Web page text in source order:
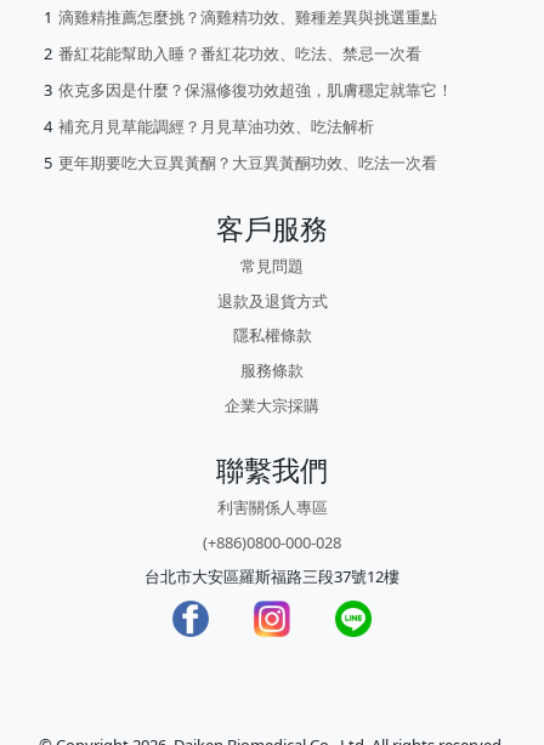
滴雞精推薦怎麼挑？滴雞精功效、雞種差異與挑選重點
番紅花能幫助入睡？番紅花功效、吃法、禁忌一次看
依克多因是什麼？保濕修復功效超強，肌膚穩定就靠它！
補充月見草能調經？月見草油功效、吃法解析
更年期要吃大豆異黃酮？大豆異黃酮功效、吃法一次看
客戶服務
常見問題
退款及退貨方式
隱私權條款
服務條款
企業大宗採購
聯繫我們
利害關係人專區
(+886)0800-000-028
台北市大安區羅斯福路三段37號12樓